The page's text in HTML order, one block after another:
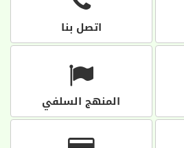
اتصل بنا
المنهج السلفي